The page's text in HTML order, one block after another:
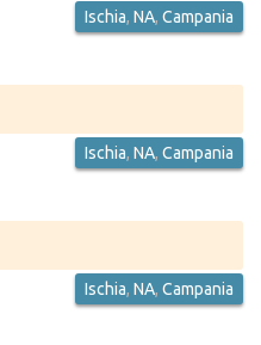
Ischia, NA, Campania
Ischia, NA, Campania
Ischia, NA, Campania